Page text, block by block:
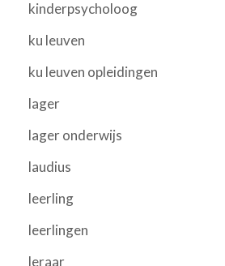
kinderpsycholoog
ku leuven
ku leuven opleidingen
lager
lager onderwijs
laudius
leerling
leerlingen
leraar